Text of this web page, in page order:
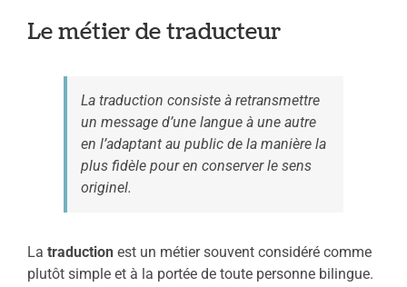
Le métier de traducteur
La traduction consiste à retransmettre
un message d’une langue à une autre
en l’adaptant au public de la manière la
plus fidèle pour en conserver le sens
originel.
La traduction est un métier souvent considéré comme
plutôt simple et à la portée de toute personne bilingue.